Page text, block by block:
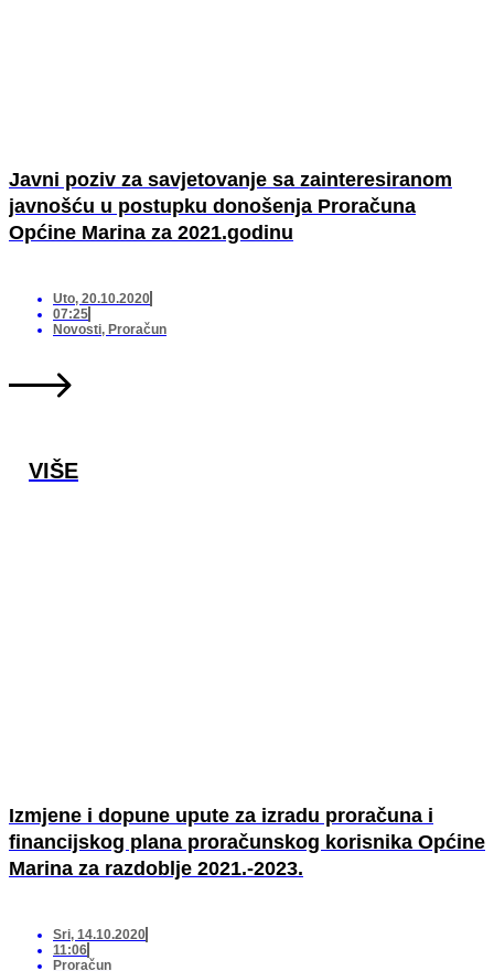
Javni poziv za savjetovanje sa zainteresiranom
javnošću u postupku donošenja Proračuna
Općine Marina za 2021.godinu
Uto, 20.10.2020
07:25
Novosti, Proračun
VIŠE
Izmjene i dopune upute za izradu proračuna i
financijskog plana proračunskog korisnika Općine
Marina za razdoblje 2021.-2023.
Sri, 14.10.2020
11:06
Proračun